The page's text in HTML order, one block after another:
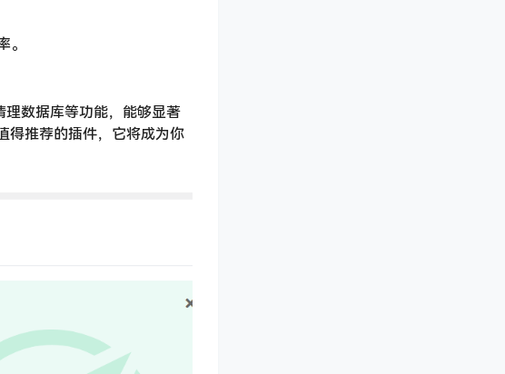
。
数据库等功能，能够显著
得推荐的插件，它将成为你